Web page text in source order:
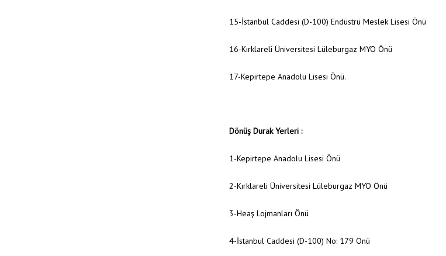
15-İstanbul Caddesi (D-100) Endüstrü Meslek Lisesi Önü
16-Kırklareli Üniversitesi Lüleburgaz MYO Önü
17-Kepirtepe Anadolu Lisesi Önü.
Dönüş Durak Yerleri :
1-Kepirtepe Anadolu Lisesi Önü
2-Kırklareli Üniversitesi Lüleburgaz MYO Önü
3-Heaş Lojmanları Önü
4-İstanbul Caddesi (D-100) No: 179 Önü